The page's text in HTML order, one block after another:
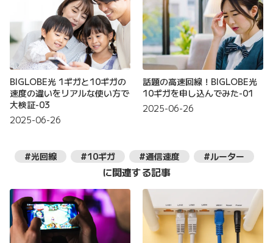
BIGLOBE光 1ギガと10ギガの
速度の違いをリアルな使い方で
大検証-03
2025-06-26
話題の高速回線！BIGLOBE光
10ギガを申し込んでみた-01
2025-06-26
#光回線 #10ギガ #通信速度 #ルーター
に関連する記事